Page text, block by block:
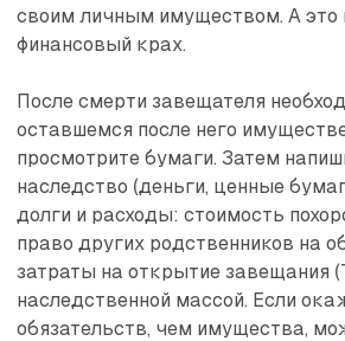
своим личным имуществом. А это
финансовый крах.
После смерти завещателя
оставшемся после него
просмотрите бумаги. Затем
наследство (деньги, ценные
долги и расходы: стоимость
право других родственников на
затраты на открытие завещания
наследственной массой. Если
обязательств, чем имущества,